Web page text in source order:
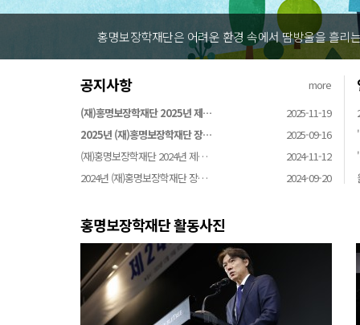
홍명보장학재단은 어려운 환경 속에서 땀방울을 흘리
공지사항
more
(재)홍명보장학재단 2025년 제…
2025-11-19
2025년 (재)홍명보장학재단 장…
2025-09-16
(재)홍명보장학재단 2024년 제…
2024-11-12
2024년 (재)홍명보장학재단 장…
2024-09-20
홍명보장학재단 활동사진